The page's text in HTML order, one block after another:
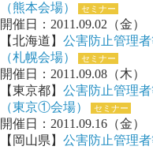
（熊本会場）
セミナー
開催日：2011.09.02（金）
【北海道】 公害防止管理
（札幌会場）
セミナー
開催日：2011.09.08（木）
【東京都】 公害防止管理
（東京①会場）
セミナー
開催日：2011.09.16（金）
【岡山県】 公害防止管理